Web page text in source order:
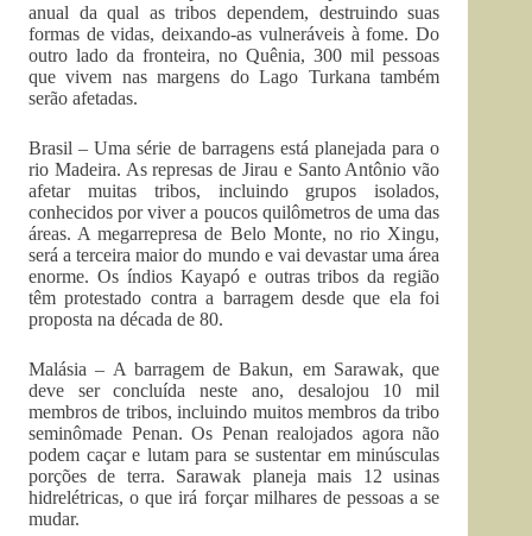
anual da qual as tribos dependem, destruindo suas
formas de vidas, deixando-as vulneráveis à fome. Do
outro lado da fronteira, no Quênia, 300 mil pessoas
que vivem nas margens do Lago Turkana também
serão afetadas.
Brasil – Uma série de barragens está planejada para o
rio Madeira. As represas de Jirau e Santo Antônio vão
afetar muitas tribos, incluindo grupos isolados,
conhecidos por viver a poucos quilômetros de uma das
áreas. A megarrepresa de Belo Monte, no rio Xingu,
será a terceira maior do mundo e vai devastar uma área
enorme. Os índios Kayapó e outras tribos da região
têm protestado contra a barragem desde que ela foi
proposta na década de 80.
Malásia – A barragem de Bakun, em Sarawak, que
deve ser concluída neste ano, desalojou 10 mil
membros de tribos, incluindo muitos membros da tribo
seminômade Penan. Os Penan realojados agora não
podem caçar e lutam para se sustentar em minúsculas
porções de terra. Sarawak planeja mais 12 usinas
hidrelétricas, o que irá forçar milhares de pessoas a se
mudar.